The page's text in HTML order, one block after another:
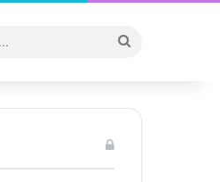
...